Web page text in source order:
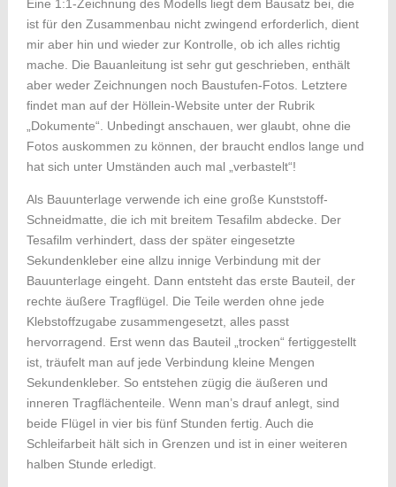
Eine 1:1-Zeichnung des Modells liegt dem Bausatz bei, die
ist für den Zusammenbau nicht zwingend erforderlich, dient
mir aber hin und wieder zur Kontrolle, ob ich alles richtig
mache. Die Bauanleitung ist sehr gut geschrieben, enthält
aber weder Zeichnungen noch Baustufen-Fotos. Letztere
findet man auf der Höllein-Website unter der Rubrik
„Dokumente“. Unbedingt anschauen, wer glaubt, ohne die
Fotos auskommen zu können, der braucht endlos lange und
hat sich unter Umständen auch mal „verbastelt“!
Als Bauunterlage verwende ich eine große Kunststoff-
Schneidmatte, die ich mit breitem Tesafilm abdecke. Der
Tesafilm verhindert, dass der später eingesetzte
Sekundenkleber eine allzu innige Verbindung mit der
Bauunterlage eingeht. Dann entsteht das erste Bauteil, der
rechte äußere Tragflügel. Die Teile werden ohne jede
Klebstoffzugabe zusammengesetzt, alles passt
hervorragend. Erst wenn das Bauteil „trocken“ fertiggestellt
ist, träufelt man auf jede Verbindung kleine Mengen
Sekundenkleber. So entstehen zügig die äußeren und
inneren Tragflächenteile. Wenn man’s drauf anlegt, sind
beide Flügel in vier bis fünf Stunden fertig. Auch die
Schleifarbeit hält sich in Grenzen und ist in einer weiteren
halben Stunde erledigt.